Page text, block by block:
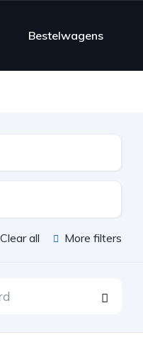
Bestelwagens
Clear all More filters